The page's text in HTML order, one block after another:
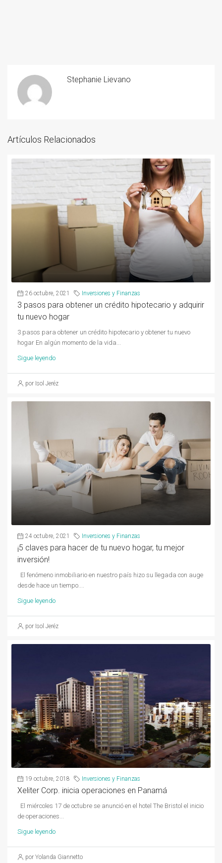
Stephanie Lievano
Artículos Relacionados
26 octubre, 2021 Inversiones y Finanzas
3 pasos para obtener un crédito hipotecario y adquirir
tu nuevo hogar
3 pasos para obtener un crédito hipotecario y obtener tu nuevo
hogar En algún momento de la vida...
Sigue leyendo
por Isol Jeréz
24 octubre, 2021 Inversiones y Finanzas
¡5 claves para hacer de tu nuevo hogar, tu mejor
inversión!
El fenómeno inmobiliario en nuestro país hizo su llegada con auge
desde hace un tiempo....
Sigue leyendo
por Isol Jeréz
19 octubre, 2018 Inversiones y Finanzas
Xeliter Corp. inicia operaciones en Panamá
El miércoles 17 de octubre se anunció en el hotel The Bristol el inicio
de operaciones...
Sigue leyendo
por Yolanda Giannetto